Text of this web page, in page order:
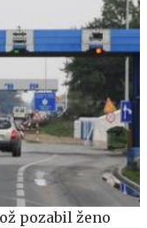
pozabil ženo